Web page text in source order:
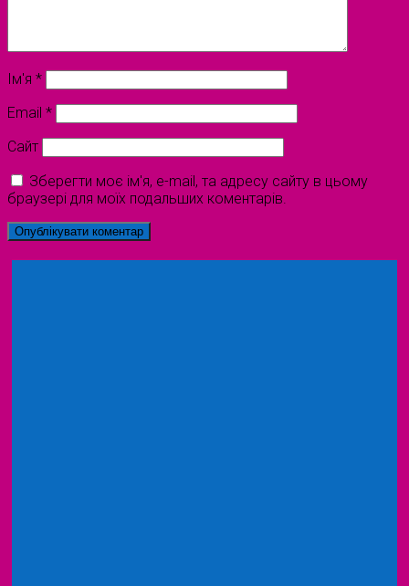
Ім'я *
Email *
Сайт
Зберегти моє ім'я, e-mail, та адресу сайту в цьому
браузері для моїх подальших коментарів.